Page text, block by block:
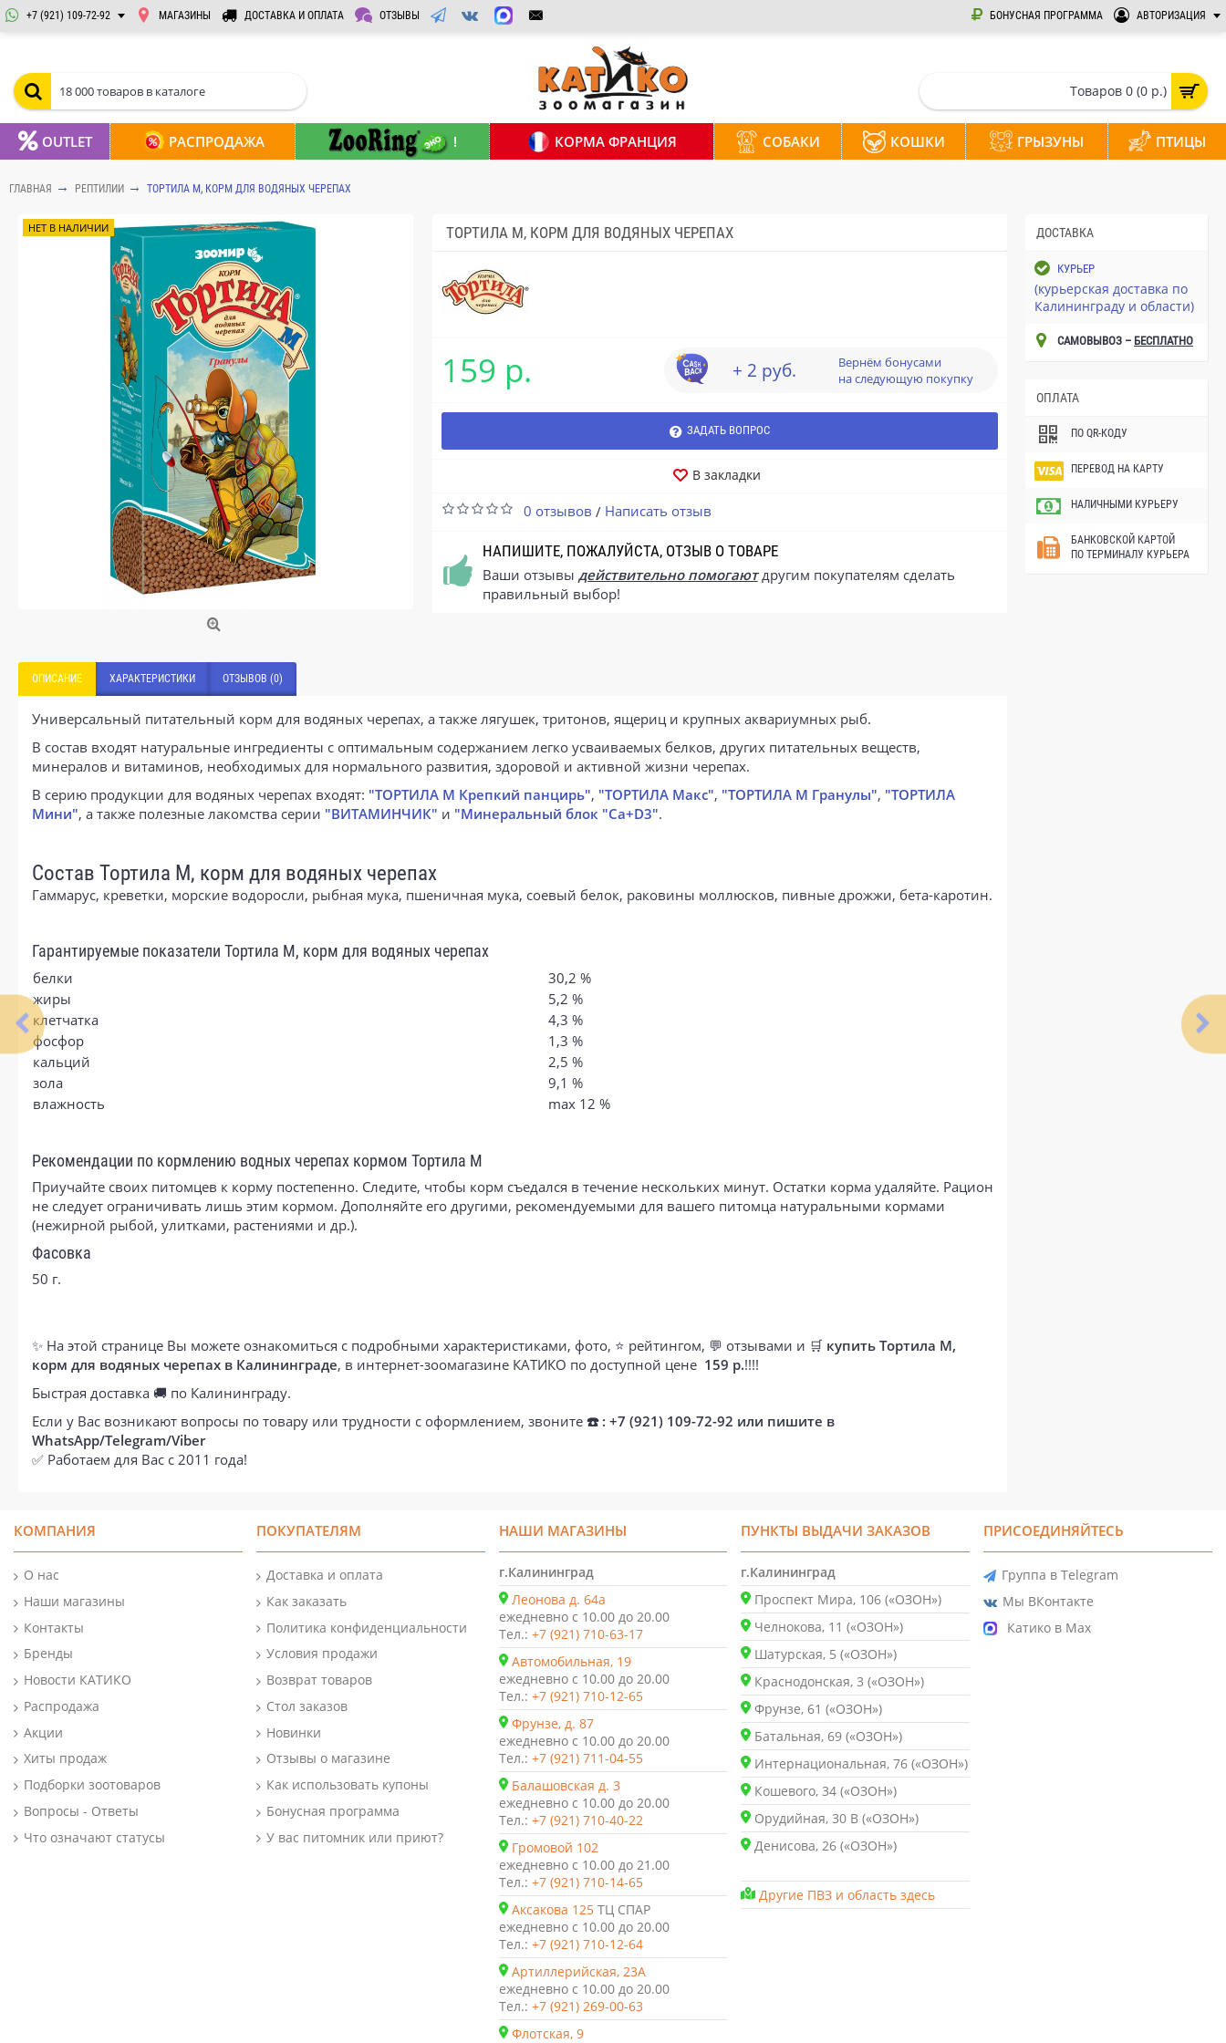
+7 (921) 109-72-92 МАГАЗИНЫ ДОСТАВКА И ОПЛАТА ОТЗЫВЫ БОНУСНАЯ ПРОГРАММА АВТОРИЗАЦИЯ
Товаров 0 (0 р.)
OUTLET РАСПРОДАЖА ! КОРМА ФРАНЦИЯ СОБАКИ КОШКИ ГРЫЗУНЫ ПТИЦЫ
ГЛАВНАЯ РЕПТИЛИИ ТОРТИЛА М, КОРМ ДЛЯ ВОДЯНЫХ ЧЕРЕПАХ
ДОСТАВКА
КУРЬЕР
(курьерская доставка по
Калининграду и области)
САМОВЫВОЗ – БЕСПЛАТНО
ОПЛАТА
ПО QR-КОДУ
ПЕРЕВОД НА КАРТУ
НАЛИЧНЫМИ КУРЬЕРУ
БАНКОВСКОЙ КАРТОЙ
ПО ТЕРМИНАЛУ КУРЬЕРА
НЕТ В НАЛИЧИИ ТОРТИЛА М, КОРМ ДЛЯ ВОДЯНЫХ ЧЕРЕПАХ
159 р. + 2 руб.
Вернём бонусами
на следующую покупку
ЗАДАТЬ ВОПРОС
В закладки
0 отзывов / Написать отзыв
НАПИШИТЕ, ПОЖАЛУЙСТА, ОТЗЫВ О ТОВАРЕ
Ваши отзывы действительно помогаютдругим покупателям сделать
правильный выбор!
ОПИСАНИЕ ХАРАКТЕРИСТИКИ ОТЗЫВОВ (0)
Универсальный питательный корм для водяных черепах, а также лягушек, тритонов, ящериц и крупных аквариумных рыб.
В состав входят натуральные ингредиенты с оптимальным содержанием легко усваиваемых белков, других питательных веществ,
минералов и витаминов, необходимых для нормального развития, здоровой и активной жизни черепах.
В серию продукции для водяных черепах входят: "ТОРТИЛА М Крепкий панцирь", "ТОРТИЛА Макс", "ТОРТИЛА М Гранулы", "ТОРТИЛА
Мини", а также полезные лакомства серии "ВИТАМИНЧИК" и "Минеральный блок "Ca+D3".
Состав Тортила М, корм для водяных черепах
Гаммарус, креветки, морские водоросли, рыбная мука, пшеничная мука, соевый белок, раковины моллюсков, пивные дрожжи, бета-каротин.
Гарантируемые показатели Тортила М, корм для водяных черепах
белки
30,2 %
жиры
5,2 %
клетчатка
4,3 %
фосфор
1,3 %
кальций
2,5 %
зола
9,1 %
влажность
max 12 %
Рекомендации по кормлению водных черепах кормом Тортила М
Приучайте своих питомцев к корму постепенно. Следите, чтобы корм съедался в течение нескольких минут. Остатки корма удаляйте. Рацион
не следует ограничивать лишь этим кормом. Дополняйте его другими, рекомендуемыми для вашего питомца натуральными кормами
(нежирной рыбой, улитками, растениями и др.).
Фасовка
50 г.
✨ На этой странице Вы можете ознакомиться с подробными характеристиками, фото, ⭐ рейтингом, 💬 отзывами и 🛒 купить Тортила М,
корм для водяных черепах в Калининграде, в интернет-зоомагазине КАТИКО по доступной цене 159 р.!!!!
Быстрая доставка 🚚 по Калининграду.
Если у Вас возникают вопросы по товару или трудности с оформлением, звоните ☎️ : +7 (921) 109-72-92 или пишите в
WhatsApp/Telegram/Viber
✅ Работаем для Вас с 2011 года!
КОМПАНИЯ
О нас
Наши магазины
Контакты
Бренды
Новости КАТИКО
Распродажа
Акции
Хиты продаж
Подборки зоотоваров
Вопросы - Ответы
Что означают статусы
ПОКУПАТЕЛЯМ
Доставка и оплата
Как заказать
Политика конфиденциальности
Условия продажи
Возврат товаров
Стол заказов
Новинки
Отзывы о магазине
Как использовать купоны
Бонусная программа
У вас питомник или приют?
НАШИ МАГАЗИНЫ
г.Калининград
Леонова д. 64а
ежедневно с 10.00 до 20.00
Тел.: +7 (921) 710-63-17
Автомобильная, 19
ежедневно с 10.00 до 20.00
Тел.: +7 (921) 710-12-65
Фрунзе, д. 87
ежедневно с 10.00 до 20.00
Тел.: +7 (921) 711-04-55
Балашовская д. 3
ежедневно с 10.00 до 20.00
Тел.: +7 (921) 710-40-22
Громовой 102
ежедневно с 10.00 до 21.00
Тел.: +7 (921) 710-14-65
Аксакова 125 ТЦ СПАР
ежедневно с 10.00 до 20.00
Тел.: +7 (921) 710-12-64
Артиллерийская, 23А
ежедневно с 10.00 до 20.00
Тел.: +7 (921) 269-00-63
Флотская, 9
ПУНКТЫ ВЫДАЧИ ЗАКАЗОВ
г.Калининград
Проспект Мира, 106 («ОЗОН»)
Челнокова, 11 («ОЗОН»)
Шатурская, 5 («ОЗОН»)
Краснодонская, 3 («ОЗОН»)
Фрунзе, 61 («ОЗОН»)
Батальная, 69 («ОЗОН»)
Интернациональная, 76 («ОЗОН»)
Кошевого, 34 («ОЗОН»)
Орудийная, 30 В («ОЗОН»)
Денисова, 26 («ОЗОН»)
Другие ПВЗ и область здесь
ПРИСОЕДИНЯЙТЕСЬ
Группа в Telegram
Мы ВКонтакте
Катико в Max